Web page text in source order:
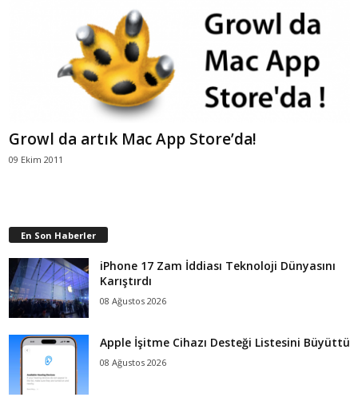
Growl da artık Mac App Store’da!
09 Ekim 2011
En Son Haberler
iPhone 17 Zam İddiası Teknoloji Dünyasını
Karıştırdı
08 Ağustos 2026
Apple İşitme Cihazı Desteği Listesini Büyüttü
08 Ağustos 2026